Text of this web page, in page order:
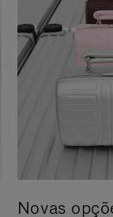
Novas